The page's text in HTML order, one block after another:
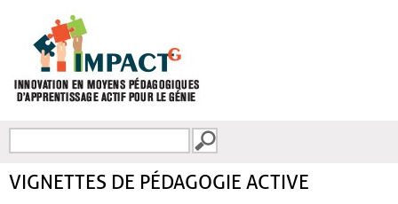
FORMULAIRE DE
VIGNETTES DE PÉDAGOGIE ACTIVE